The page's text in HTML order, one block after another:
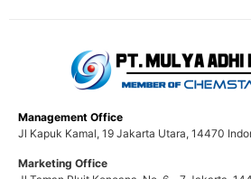
Management Office
Jl Kapuk Kamal, 19 Jakarta Utara, 14470
Marketing Office